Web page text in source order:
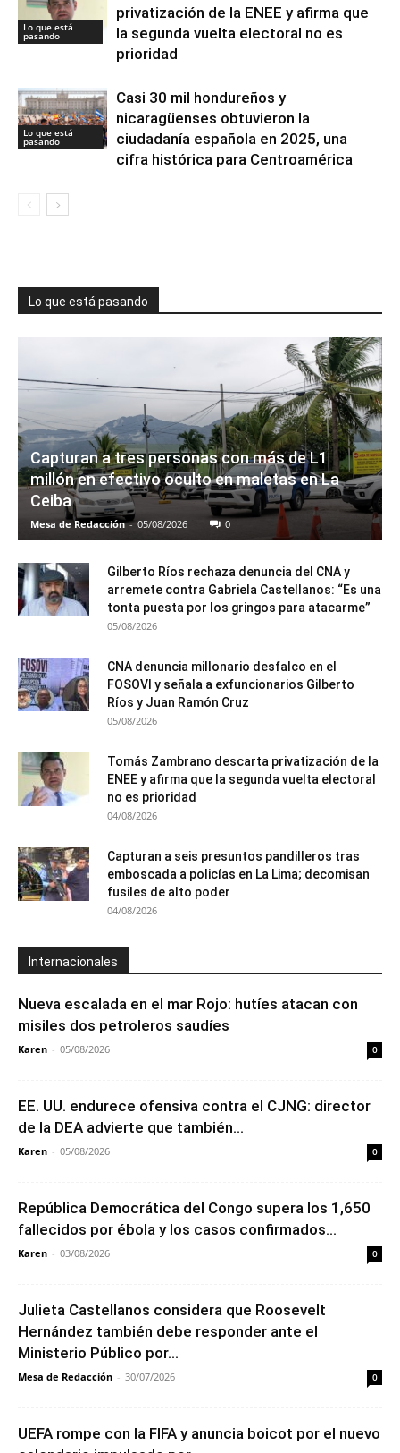
Lo que está
pasando
privatización de la ENEE y afirma que
la segunda vuelta electoral no es
prioridad
Lo que está
pasando
Casi 30 mil hondureños y
nicaragüenses obtuvieron la
ciudadanía española en 2025, una
cifra histórica para Centroamérica
Lo que está pasando
Capturan a tres personas con más de L1
millón en efectivo oculto en maletas en La
Ceiba
Mesa de Redacción - 05/08/2026 0
Gilberto Ríos rechaza denuncia del CNA y
arremete contra Gabriela Castellanos: “Es una
tonta puesta por los gringos para atacarme”
05/08/2026
CNA denuncia millonario desfalco en el
FOSOVI y señala a exfuncionarios Gilberto
Ríos y Juan Ramón Cruz
05/08/2026
Tomás Zambrano descarta privatización de la
ENEE y afirma que la segunda vuelta electoral
no es prioridad
04/08/2026
Capturan a seis presuntos pandilleros tras
emboscada a policías en La Lima; decomisan
fusiles de alto poder
04/08/2026
Internacionales
Nueva escalada en el mar Rojo: hutíes atacan con
misiles dos petroleros saudíes
Karen - 05/08/2026 0
EE. UU. endurece ofensiva contra el CJNG: director
de la DEA advierte que también...
Karen - 05/08/2026 0
República Democrática del Congo supera los 1,650
fallecidos por ébola y los casos confirmados...
Karen - 03/08/2026 0
Julieta Castellanos considera que Roosevelt
Hernández también debe responder ante el
Ministerio Público por...
Mesa de Redacción - 30/07/2026 0
UEFA rompe con la FIFA y anuncia boicot por el nuevo